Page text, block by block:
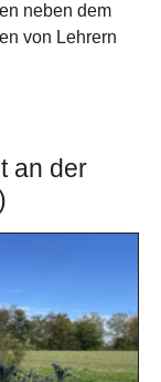
neben dem
von Lehrern
an der